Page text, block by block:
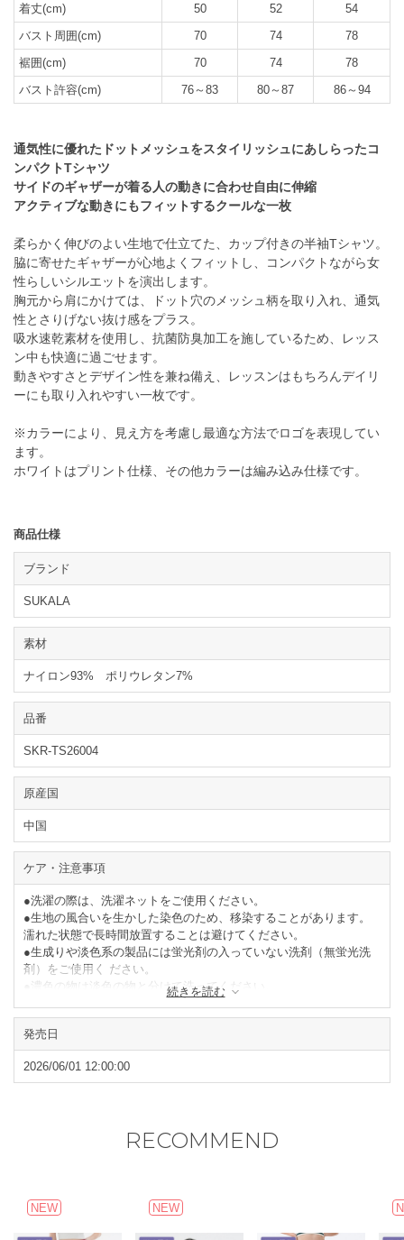
着丈(cm)
50 52
54
バスト周囲(cm)
70 74
78
裾囲(cm)
70 74
78
バスト許容(cm)
76～83 80～87 86～94
通気性に優れたドットメッシュをスタイリッシュにあしらったコ
ンパクトTシャツ
サイドのギャザーが着る人の動きに合わせ自由に伸縮
アクティブな動きにもフィットするクールな一枚
柔らかく伸びのよい生地で仕立てた、カップ付きの半袖Tシャツ。
脇に寄せたギャザーが心地よくフィットし、コンパクトながら女
性らしいシルエットを演出します。
胸元から肩にかけては、ドット穴のメッシュ柄を取り入れ、通気
性とさりげない抜け感をプラス。
吸水速乾素材を使用し、抗菌防臭加工を施しているため、レッス
ン中も快適に過ごせます。
動きやすさとデザイン性を兼ね備え、レッスンはもちろんデイリ
ーにも取り入れやすい一枚です。
※カラーにより、見え方を考慮し最適な方法でロゴを表現してい
ます。
ホワイトはプリント仕様、その他カラーは編み込み仕様です。
商品仕様
ブランド
SUKALA
素材
ナイロン93% ポリウレタン7%
品番
SKR-TS26004
原産国
中国
ケア・注意事項
●洗濯の際は、洗濯ネットをご使用ください。
●生地の風合いを生かした染色のため、移染することがあります。
濡れた状態で長時間放置することは避けてください。
●生成りや淡色系の製品には蛍光剤の入っていない洗剤（無蛍光洗
剤）をご使用く ださい。
●濃色の物は淡色の物と分けて洗ってください。
●タンブラー乾燥はお避けください。
●形を整えて陰干ししてください。
●熱に弱い素材ですので、真夏の車内など、非常に高温になる場所
に長時間放置し ないでください。
●メッシュ部分は繊細な生地ですので引っ掛け等にご注意くださ
続きを読む
発売日
2026/06/01 12:00:00
RECOMMEND
NEW NEW